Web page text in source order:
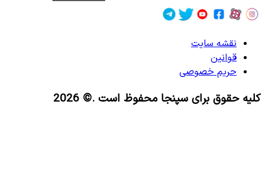
نقشه سایت
قوانین
حریم خصوصی
کلیه حقوق برای سپنجا محفوظ است .© 2026